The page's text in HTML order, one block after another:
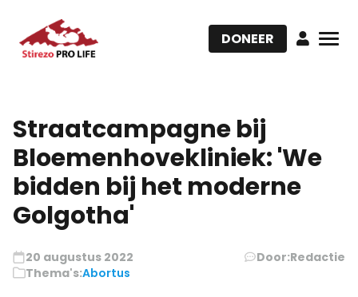
DONEER
Straatcampagne bij
Bloemenhovekliniek: 'We
bidden bij het moderne
Golgotha'
20 augustus 2022 Door:Redactie
Thema's:Abortus